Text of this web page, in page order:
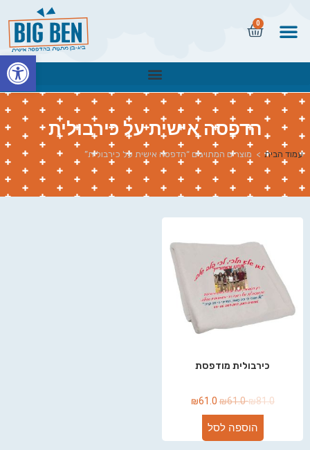
0
הדפסה אישית על כירבולית
עמוד הבית > מוצרים המתויגים “הדפסה אישית על כירבולית”
כירבולית מודפסת
₪81.0
₪61.0
₪61.0
הוספה לסל